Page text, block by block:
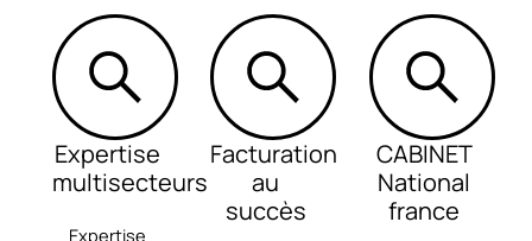
Expertise
multisecteurs
Expertise
Facturation
au
succès
CABINET
National
france